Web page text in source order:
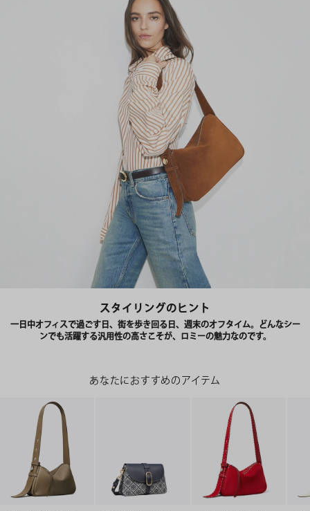
スタイリングのヒント
一日中オフィスで過ごす日、街を歩き回る日、週末のオフタイム。どんなシー
ンでも活躍する汎用性の高さこそが、ロミーの魅力なのです。
あなたにおすすめのアイテム